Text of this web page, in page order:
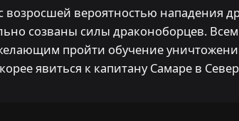
возросшей вероятностью нападения
созваны силы драконоборцев.
пройти обучение
явиться к капитану Самаре в